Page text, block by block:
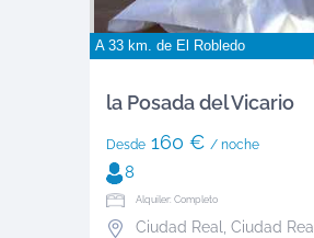
A 33 km. de El Robledo
la Posada del Vicario
Desde160 € / noche
8
Alquiler: Completo
Ciudad Real
Ciudad Real